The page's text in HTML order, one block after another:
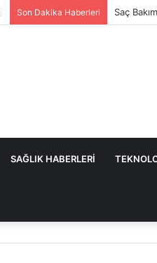
Son Dakika Haberleri Saç
SAĞLIK HABERLERİ